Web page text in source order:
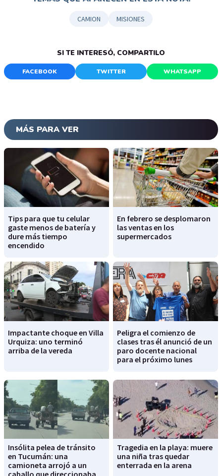
CAMION MISIONES
SI TE INTERESÓ, COMPARTILO
FACEBOOK TWITTER WHATSAPP
MÁS PARA VER
Tips para que tu celular
gaste menos de batería y
dure más tiempo
encendido
En febrero se desplomaron
las ventas en los
supermercados
Impactante choque en Villa
Urquiza: uno terminó
arriba de la vereda
Peligra el comienzo de
clases tras él anunció de un
paro docente nacional
para el próximo lunes
Insólita pelea de tránsito
en Tucumán: una
camioneta arrojó a un
caballo que direccionaba
Tragedia en la playa: muere
una niña tras quedar
enterrada en la arena